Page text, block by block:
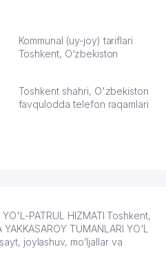
Kommunal (uy-joy) tariflari
Toshkent, O‘zbekiston
Toshkent shahri, O'zbekiston
favqulodda telefon raqamlari
YO'L-PATRUL HIZMATI Toshkent,
TUMANLARI YO'L
joylashuv, mo’ljallar va